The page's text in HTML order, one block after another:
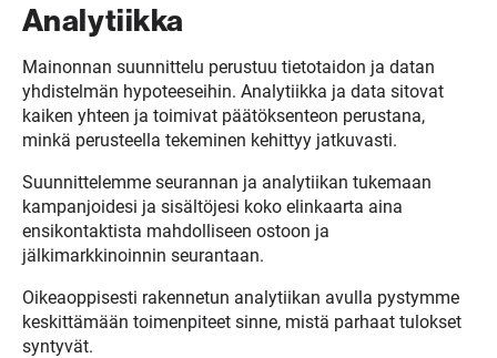
Analytiikka
Mainonnan suunnittelu perustuu tietotaidon ja datan
yhdistelmän hypoteeseihin. Analytiikka ja data sitovat
kaiken yhteen ja toimivat päätöksenteon perustana,
minkä perusteella tekeminen kehittyy jatkuvasti.
Suunnittelemme seurannan ja analytiikan tukemaan
kampanjoidesi ja sisältöjesi koko elinkaarta aina
ensikontaktista mahdolliseen ostoon ja
jälkimarkkinoinnin seurantaan.
Oikeaoppisesti rakennetun analytiikan avulla pystymme
keskittämään toimenpiteet sinne, mistä parhaat tulokset
syntyvät.